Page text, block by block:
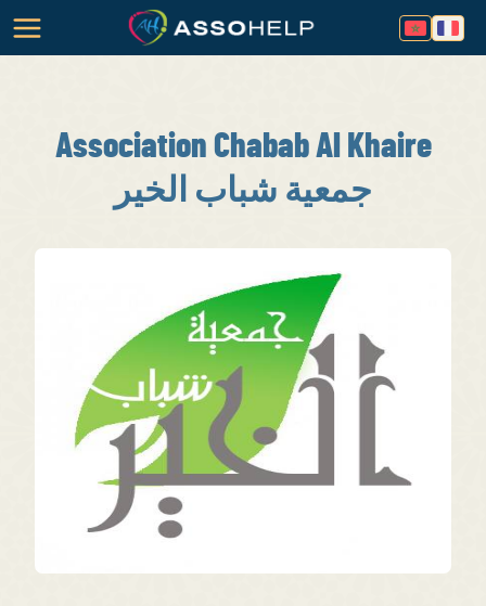
Association Chabab Al Khaire
جمعية شباب الخير